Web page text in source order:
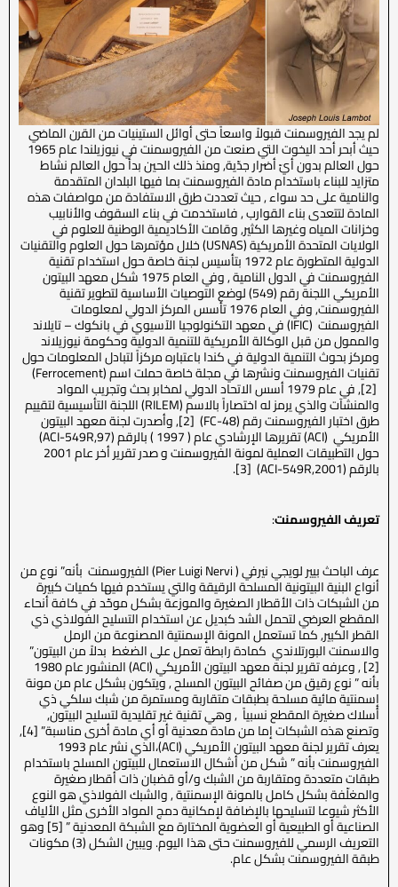
لم يجد الفيروسمنت قبولاً واسعاً حتى أوائل الستينيات من القرن الماضي
حيث أبحر أحد اليخوت التي صنعت من الفيروسمنت في نيوزيلندا عام 1965
حول العالم بدون أيّ أضرار جدّية, ومنذ ذلك الحين بدأ حول العالم نشاط
متزايد للبناء باستخدام مادة الفيروسمنت بما فيها البلدان المتقدمة
والنامية على حد سواء , حيث تعددت طرق الاستفادة من مواصفات هذه
المادة لتتعدى بناء القوارب , فاستخدمت في بناء السقوف والأنابيب
وخزانات المياه وغيرها الكثير, وقامت الأكاديمية الوطنية للعلوم في
الولايات المتحدة الأمريكية (USNAS) خلال مؤتمرها حول العلوم والتقنيات
الدولية المتطورة عام 1972 بتأسيس لجنة خاصة حول استخدام تقنية
الفيروسمنت في الدول النامية , وفي العام 1975 شكل معهد البيتون
الأمريكي اللجنة رقم (549) لوضع التوصيات الأساسية لتطوير تقنية
الفيروسمنت, وفي العام 1976 تأسس المركز الدولي لمعلومات
الفيروسمنت (IFIC) في معهد التكنولوجيا الآسيوي في بانكوك – تايلاند
والممول من قبل الوكالة الأمريكية للتنمية الدولية وحكومة نيوزيلاند
ومركز بحوث التنمية الدولية في كندا باعتباره مركزاً لتبادل المعلومات حول
تقنيات الفيروسمنت ونشرها في مجلة خاصة حملت اسم (Ferrocement)
[2], في عام 1979 أسس الاتحاد الدولي لمخابر بحث وتجريب المواد
والمنشآت والذي يرمز له اختصاراً بالاسم (RILEM) اللجنة التأسيسية لتقييم
طرق اختبار الفيروسمنت رقم (48-FC) [2], وأصدرت لجنة معهد البيتون
الأمريكي (ACI) تقريرها الإرشادي عام ( 1997 ) بالرقم (ACI-549R,97)
حول التطبيقات العملية لمونة الفيروسمنت و صدر تقرير أخر عام 2001
بالرقم (ACI-549R,2001) [3].
تعريف الفيروسمنت:
عرف الباحث بيير لويجي نيرفي ( Pier Luigi Nervi) الفيروسمنت بأنه” نوع من
أنواع البنية البيتونية المسلحة الرقيقة والتي يستخدم فيها كميات كبيرة
من الشبكات ذات الأقطار الصغيرة والموزعة بشكل موحّد في كافة أنحاء
المقطع العرضي لتحمل الشد كبديل عن استخدام التسليح الفولاذي ذي
القطر الكبير, كما تستعمل المونة الإسمنتية المصنوعة من الرمل
والاسمنت البورتلاندي كمادة رابطة تعمل على الضغط بدلاً من البيتون”
[2] , وعرفه تقرير لجنة معهد البيتون الأمريكي (ACI) المنشور عام 1980
بأنه ” نوع رقيق من صفائح البيتون المسلح , ويتكون بشكل عام من مونة
إسمنتية مائية مسلحة بطبقات متقاربة ومستمرة من شبك سلكي ذي
أسلاك صغيرة المقطع نسبياً , وهي تقنية غير تقليدية لتسليح البيتون,
وتصنع هذه الشبكات إما من مادة معدنية أو أي مادة أخرى مناسبة” [4],
يعرف تقرير لجنة معهد البيتون الأمريكي (ACI)،الذي نشر عام 1993
الفيروسمنت بأنه ” شكل من أشكال الاستعمال للبيتون المسلح باستخدام
طبقات متعددة ومتقاربة من الشبك و/أو قضبان ذات أقطار صغيرة
والمغلّفة بشكل كامل بالمونة الإسمنتية , والشبك الفولاذي هو النوع
الأكثر شيوعا لتسليحها بالإضافة لإمكانية دمج المواد الأخرى مثل الألياف
الصناعية أو الطبيعية أو العضوية المختارة مع الشبكة المعدنية ” [5] وهو
التعريف الرسمي للفيروسمنت حتى هذا اليوم. ويبين الشكل (3) مكونات
طبقة الفيروسمنت بشكل عام.